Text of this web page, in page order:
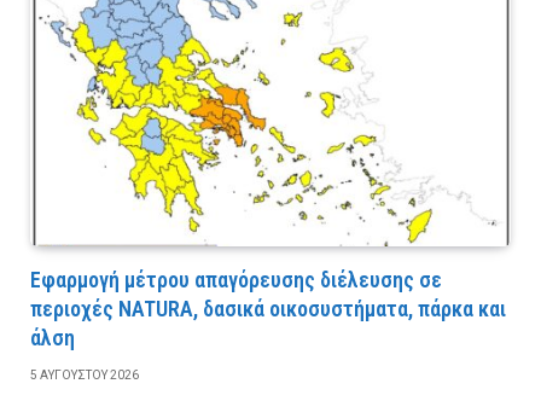
Εφαρμογή μέτρου απαγόρευσης διέλευσης σε
περιοχές NATURA, δασικά οικοσυστήματα, πάρκα και
άλση
5 ΑΥΓΟΎΣΤΟΥ 2026